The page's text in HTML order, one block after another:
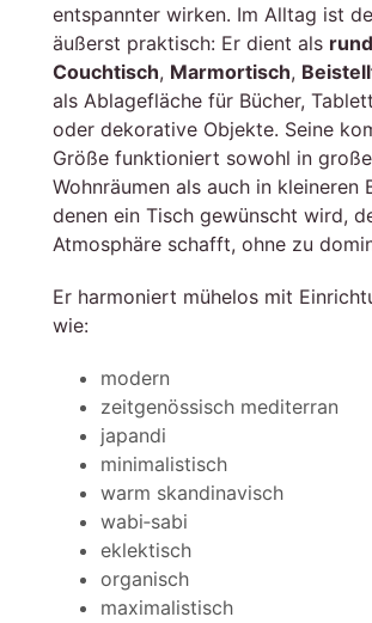
entspannter wirken. Im Alltag ist
äußerst praktisch: Er dient als
Couchtisch, Marmortisch,
als Ablagefläche für Bücher,
oder dekorative Objekte. Seine
Größe funktioniert sowohl in
Wohnräumen als auch in kleineren
denen ein Tisch gewünscht wird,
Atmosphäre schafft, ohne zu
Er harmoniert mühelos mit
wie:
modern
zeitgenössisch mediterran
japandi
minimalistisch
warm skandinavisch
wabi‑sabi
eklektisch
organisch
maximalistisch